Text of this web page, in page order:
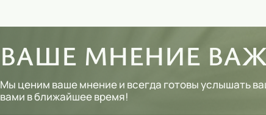
Шампуни
Тональные кремы
Основы под макияж
Сыворотки
ВАШЕ МНЕНИЕ
Мы ценим ваше мнение и всегда готовы услышать
вами в ближайшее время!